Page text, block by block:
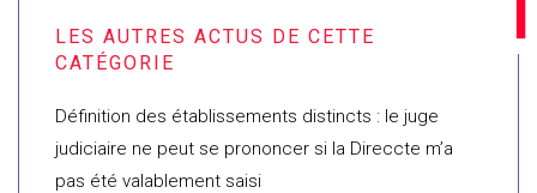
Définition des établissements distincts : le juge
judiciaire ne peut se prononcer si la Direccte m’a
pas été valablement saisi